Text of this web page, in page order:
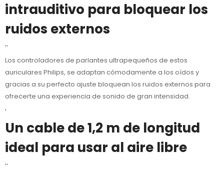
intrauditivo para bloquear los
ruidos externos
''
Los controladores de parlantes ultrapequeños de estos
auriculares Philips, se adaptan cómodamente a los oídos y
gracias a su perfecto ajuste bloquean los ruidos externos para
ofrecerte una experiencia de sonido de gran intensidad.
'
Un cable de 1,2 m de longitud
ideal para usar al aire libre
''